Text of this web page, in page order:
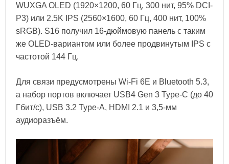
WUXGA OLED (1920×1200, 60 Гц, 300 нит, 95% DCI-
P3) или 2.5K IPS (2560×1600, 60 Гц, 400 нит, 100%
sRGB). S16 получил 16-дюймовую панель с таким
же OLED-вариантом или более продвинутым IPS с
частотой 144 Гц.
Для связи предусмотрены Wi-Fi 6E и Bluetooth 5.3,
а набор портов включает USB4 Gen 3 Type-C (до 40
Гбит/с), USB 3.2 Type-A, HDMI 2.1 и 3,5-мм
аудиоразъём.